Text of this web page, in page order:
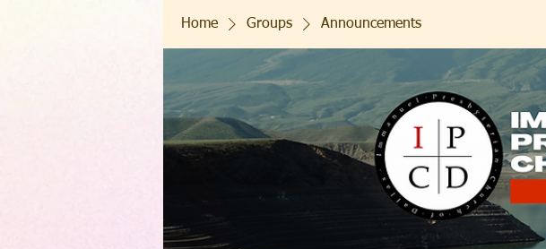
Home Groups Announcements